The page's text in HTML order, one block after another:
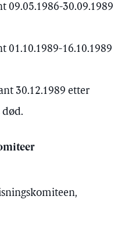
09.05.1986-30.09.1989
01.10.1989-16.10.1989
30.12.1989 etter
død.